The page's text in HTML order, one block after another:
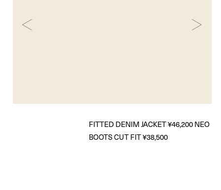
FITTED DENIM JACKET ¥46,200 NEO
BOOTS CUT FIT ¥38,500